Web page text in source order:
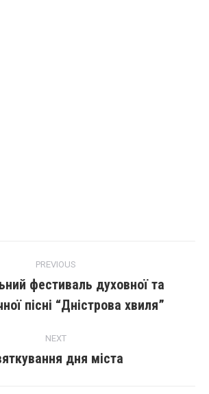
PREVIOUS
фестиваль духовної та
пісні “Дністрова хвиля”
NEXT
дня міста